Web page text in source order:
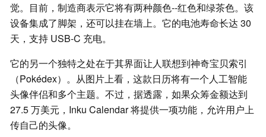
觉。目前，制造商表示它将有两种颜色--红色和绿茶色。该
设备集成了脚架，还可以挂在墙上。它的电池寿命长达 30
天，支持 USB-C 充电。
它的另一个独特之处在于其界面让人联想到神奇宝贝索引
（Pokédex）。从图片上看，这款日历将有一个人工智能
头像伴侣和多个主题。不过，据透露，如果众筹金额达到
27.5 万美元，Inku Calendar 将提供一项功能，允许用户上
传自己的头像。